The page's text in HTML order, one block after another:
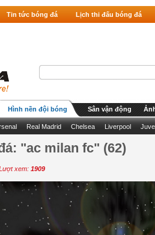
Tin tức bóng đá Lịch thi đấu bóng đá
Hình nền đội bóng Sân vận động
Real Madrid Chelsea Liverpool
"ac milan fc" (62)
xem: 1909